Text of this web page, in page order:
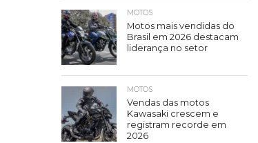
MOTOS
Motos mais vendidas do
Brasil em 2026 destacam
liderança no setor
MOTOS
Vendas das motos
Kawasaki crescem e
registram recorde em
2026